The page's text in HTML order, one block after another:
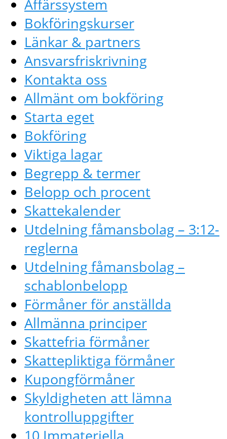
Affärssystem
Bokföringskurser
Länkar & partners
Ansvarsfriskrivning
Kontakta oss
Allmänt om bokföring
Starta eget
Bokföring
Viktiga lagar
Begrepp & termer
Belopp och procent
Skattekalender
Utdelning fåmansbolag – 3:12-
reglerna
Utdelning fåmansbolag –
schablonbelopp
Förmåner för anställda
Allmänna principer
Skattefria förmåner
Skattepliktiga förmåner
Kupongförmåner
Skyldigheten att lämna
kontrolluppgifter
10 Immateriella